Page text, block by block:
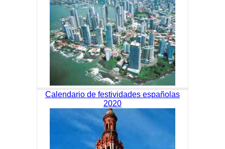
Calendario de festividades españolas
2020